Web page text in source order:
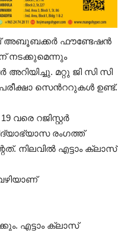
അബൂബക്കർ ഫൗണ്ടേഷൻ
നടക്കുമെന്നും
മറ്റു ജി സി സി
പരീക്ഷാ സെൻററുകൾ ഉണ്ട്.
വരെ റജിസ്റ്റർ
രംഗത്ത്
എട്ടാം ക്ലാസ്
എട്ടാം ക്ലാസ്